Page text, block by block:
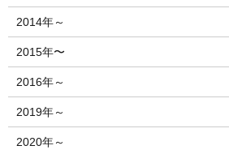
2014年～
2015年〜
2016年～
2019年～
2020年～